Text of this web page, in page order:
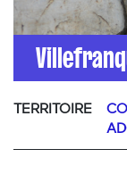
TERRITOIRE